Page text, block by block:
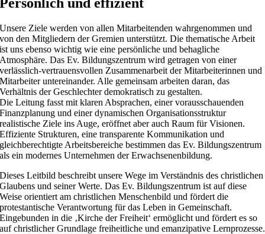
Unsere Ziele werden von allen Mitarbeitenden wahrgenommen und
von den Mitgliedern der Gremien unterstützt. Die thematische Arbeit
ist uns ebenso wichtig wie eine persönliche und behagliche
Atmosphäre. Das Ev. Bildungszentrum wird getragen von einer
verlässlich-vertrauensvollen Zusammenarbeit der Mitarbeiterinnen und
Mitarbeiter untereinander. Alle gemeinsam arbeiten daran, das
Verhältnis der Geschlechter demokratisch zu gestalten.
Die Leitung fasst mit klaren Absprachen, einer vorausschauenden
Finanzplanung und einer dynamischen Organisationsstruktur
realistische Ziele ins Auge, eröffnet aber auch Raum für Visionen.
Effiziente Strukturen, eine transparente Kommunikation und
gleichberechtigte Arbeitsbereiche bestimmen das Ev. Bildungszentrum
als ein modernes Unternehmen der Erwachsenenbildung.
Dieses Leitbild beschreibt unsere Wege im Verständnis des christlichen
Glaubens und seiner Werte. Das Ev. Bildungszentrum ist auf diese
Weise orientiert am christlichen Menschenbild und fördert die
protestantische Verantwortung für das Leben in Gemeinschaft.
Eingebunden in die ‚Kirche der Freiheit‘ ermöglicht und fördert es so
auf christlicher Grundlage freiheitliche und emanzipative Lernprozesse.